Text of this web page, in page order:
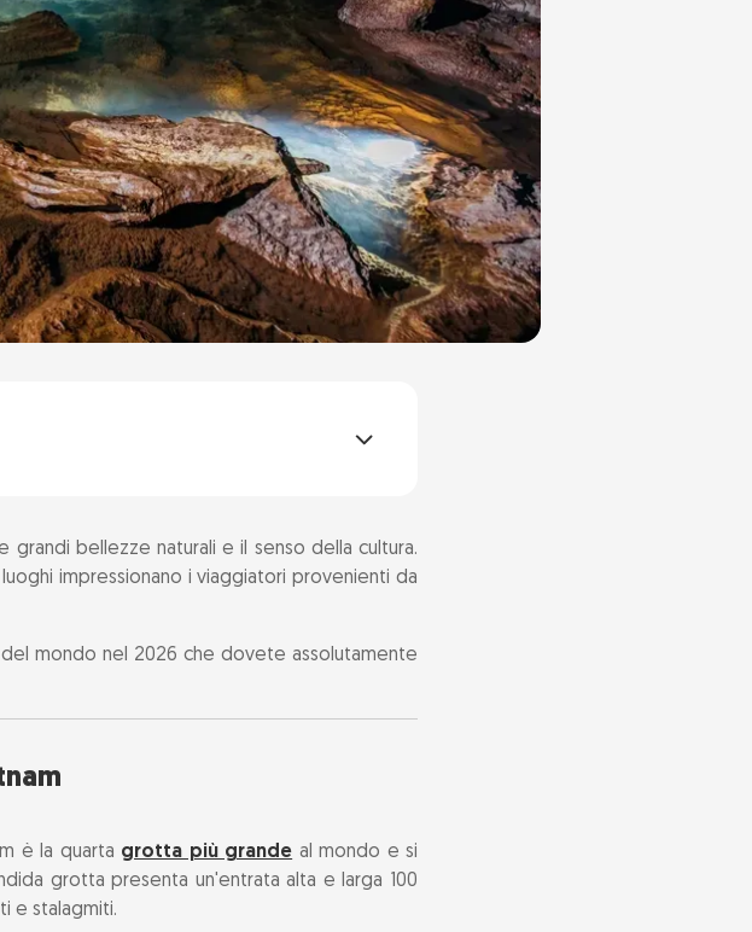
Uniti
grandi bellezze naturali e il senso della cultura.
impressionano i viaggiatori provenienti da
mondo nel 2026 che dovete assolutamente
è la quarta grotta più grande al mondo e si
grotta presenta un'entrata alta e larga 100
e stalagmiti.